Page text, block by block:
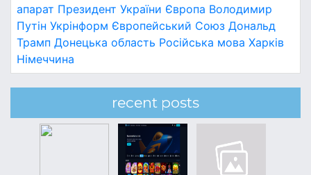
апарат Президент України Європа Володимир
Путін Укрінформ Європейський Союз Дональд
Трамп Донецька область Російська мова Харків
Німеччина
recent posts